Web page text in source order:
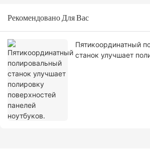
Рекомендовано Для Вас
Пятикоординатный
станок улучшает